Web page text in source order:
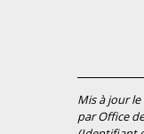
Mis à jour le
par Office